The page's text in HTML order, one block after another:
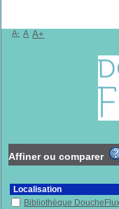
A- A A+
Affiner ou comparer
Localisation
Bibliothèque